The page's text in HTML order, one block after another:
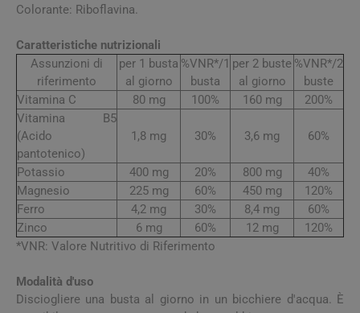
Colorante: Riboflavina.
Caratteristiche nutrizionali
Assunzioni di
riferimento
per 1 busta
al giorno
%VNR*/1
busta
per 2 buste
al giorno
%VNR*/2
buste
Vitamina C
80 mg 100% 160 mg
200%
Vitamina B5
(Acido
pantotenico)
1,8 mg 30% 3,6 mg 60%
Potassio 400 mg 20% 800 mg
40%
Magnesio
225 mg 60% 450 mg
120%
Ferro
4,2 mg 30% 8,4 mg
60%
Zinco
6 mg 60% 12 mg
120%
*VNR: Valore Nutritivo di Riferimento
Modalità d'uso
Disciogliere una busta al giorno in un bicchiere d'acqua. È